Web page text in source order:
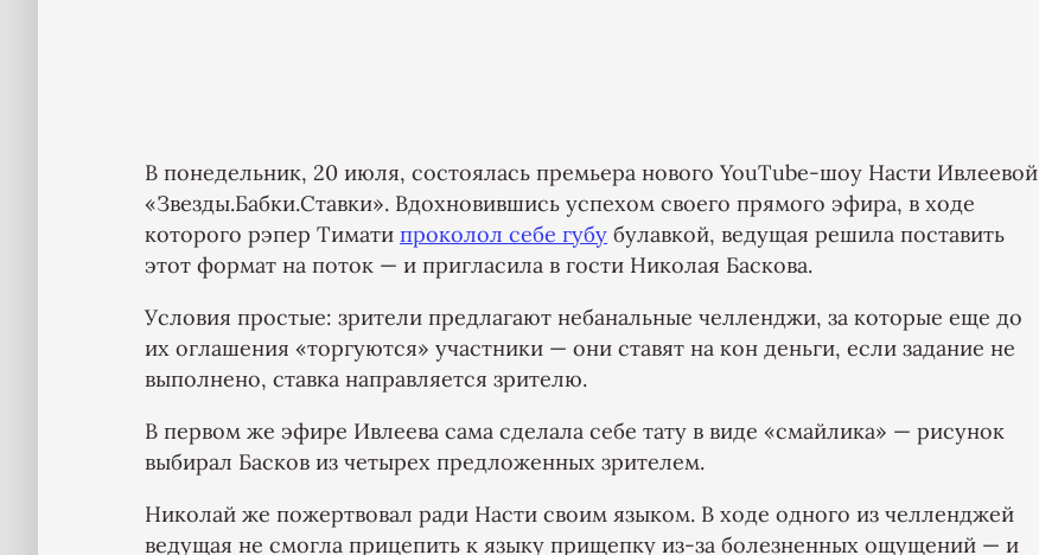
В понедельник, 20 июля, состоялась премьера нового YouTube-шоу Насти Ивлеевой
«Звезды.Бабки.Ставки». Вдохновившись успехом своего прямого эфира, в ходе
которого рэпер Тимати проколол себе губу булавкой, ведущая решила поставить
этот формат на поток — и пригласила в гости Николая Баскова.
Условия простые: зрители предлагают небанальные челленджи, за которые еще до
их оглашения «торгуются» участники — они ставят на кон деньги, если задание не
выполнено, ставка направляется зрителю.
В первом же эфире Ивлеева сама сделала себе тату в виде «смайлика» — рисунок
выбирал Басков из четырех предложенных зрителем.
Николай же пожертвовал ради Насти своим языком. В ходе одного из челленджей
ведущая не смогла прицепить к языку прищепку из-за болезненных ощущений — и